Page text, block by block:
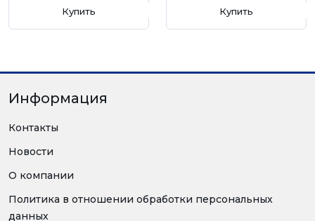
Купить Купить
Информация
Контакты
Новости
О компании
Политика в отношении обработки персональных
данных